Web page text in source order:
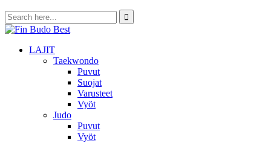
LAJIT
Taekwondo
Puvut
Suojat
Varusteet
Vyöt
Judo
Puvut
Vyöt